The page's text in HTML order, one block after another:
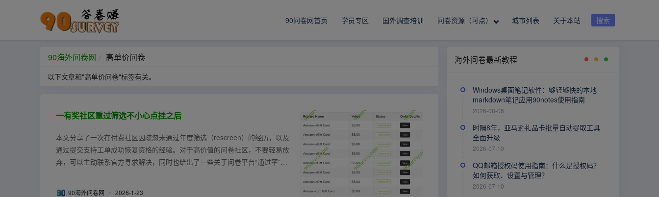
搜索
90问卷网首页 学员专区 国外调查培训 问卷资源（可点） 城市列表 关于本站
90海外问卷网 高单价问卷
以下文章和"高单价问卷"标签有关。
一有奖社区重过筛选不小心点挂之后
本文分享了一次在付费社区因疏忽未通过年度筛选（rescreen）的经历，以及
通过提交支持工单成功恢复资格的经验。对于高价值的问卷社区，不要轻易放
弃，可以主动联系官方寻求解决，同时也给出了一些关于问卷平台“通过率”与
90海外问卷网 2026-1-23
海外问卷最新教程
Windows桌面笔记软件：够轻够快的本地
markdown笔记应用90notes使用指南
2026-08-06
时隔8年，亚马逊礼品卡批量自动提取工具
全面升级
2026-07-10
QQ邮箱授权码使用指南：什么是授权码？
如何获取、设置与管理？
2026-07-10